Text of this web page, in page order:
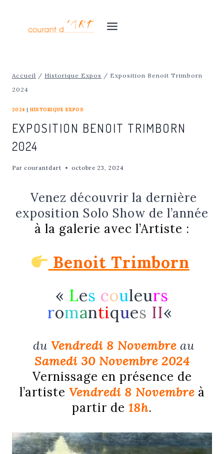
contenu
Accueil / Historique Expos / Exposition Benoit Trimborn
2024
2024 |HISTORIQUE EXPOS
EXPOSITION BENOIT TRIMBORN
2024
Par courantdart octobre 23, 2024
Venez découvrir la dernière
exposition Solo Show de l’année
à la galerie avec l’Artiste :
Benoit Trimborn
« Les couleurs
romantiques II«
du Vendredi 8 Novembre au
Samedi 30 Novembre 2024
Vernissage en présence de
l’artiste Vendredi 8 Novembre à
partir de 18h.